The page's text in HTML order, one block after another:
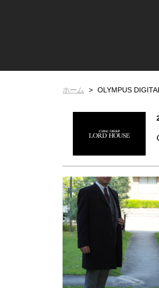
ホーム OLYMPUS